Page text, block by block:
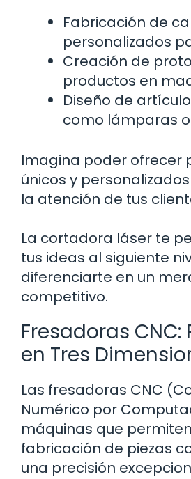
Fabricación de
personalizados
Creación de
productos en
Diseño de
como lámparas
Imagina poder ofrecer
únicos y
la atención de tus
La cortadora láser te
tus ideas al siguiente
diferenciarte en un
competitivo.
Fresadoras CNC:
en Tres
Las fresadoras CNC
Numérico por
máquinas que
fabricación de piezas
una precisión